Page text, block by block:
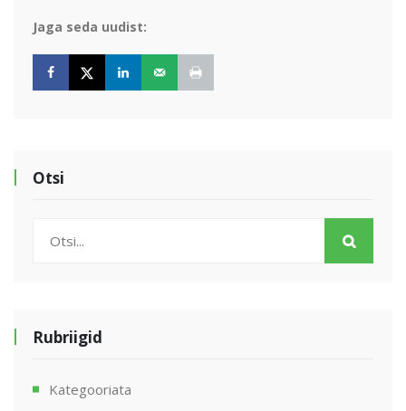
Jaga seda uudist:
Otsi
Rubriigid
Kategooriata